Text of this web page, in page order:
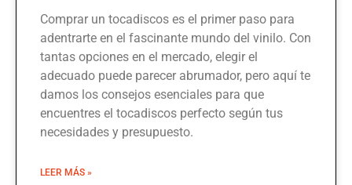
Comprar un tocadiscos es el primer paso para
adentrarte en el fascinante mundo del vinilo. Con
tantas opciones en el mercado, elegir el
adecuado puede parecer abrumador, pero aquí te
damos los consejos esenciales para que
encuentres el tocadiscos perfecto según tus
necesidades y presupuesto.
LEER MÁS »